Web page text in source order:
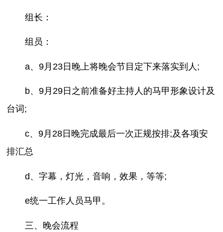
组长：
组员：
a、9月23日晚上将晚会节目定下来落实到人;
b、9月29日之前准备好主持人的马甲形象设计及
台词;
c、9月28日晚完成最后一次正规按排;及各项安
排汇总
d、字幕，灯光，音响，效果，等等;
e统一工作人员马甲。
三、晚会流程